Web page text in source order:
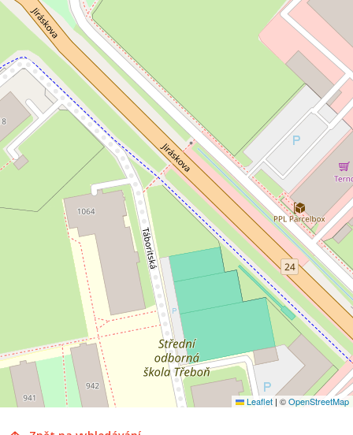
Leaflet | ©OpenStreetMap